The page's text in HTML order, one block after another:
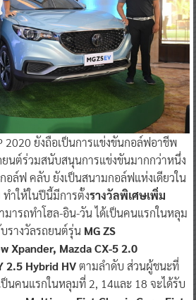
2020 ยังถือเป็นการแข่งขันกอล์ฟอาชีพ
ยนต์ร่วมสนับสนุนการแข่งขันมากกว่าหนึ่ง
อล์ฟ คลับ ยังเป็นสนามกอล์ฟแห่งเดียวใน
ำให้ในปีนี้มีการตั้งรางวัลพิเศษเพิ่ม
มารถทำโฮล-อิน-วัน ได้เป็นคนแรกในหลุม
รางวัลรถยนต์รุ่น MG ZS
Xpander, Mazda CX-5 2.0
2.5 Hybrid HVตามลำดับ ส่วนผู้ชนะที่
นคนแรกในหลุมที่ 2, 14และ 18 จะได้รับ